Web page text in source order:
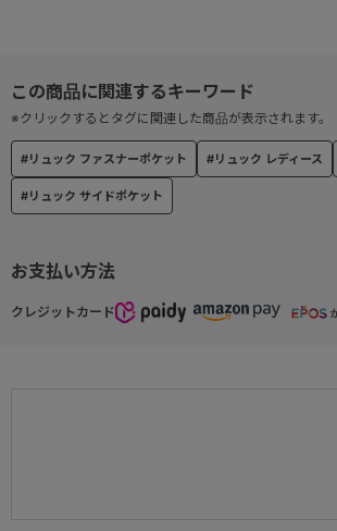
→オープンポケット×1
・メッシュファスナーポケット×1
・クッション入り片側マチ有りオープンポケッ
・サイドポケット×1
お支払い方法
クレジットカード
#リュック ファスナーポケット #リュック レディース
#リュック サイドポケット
※クリックするとタグに関連した商品が表示されます。